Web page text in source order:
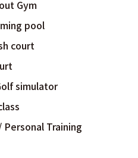
Gym
pool
court
simulator
Personal Training